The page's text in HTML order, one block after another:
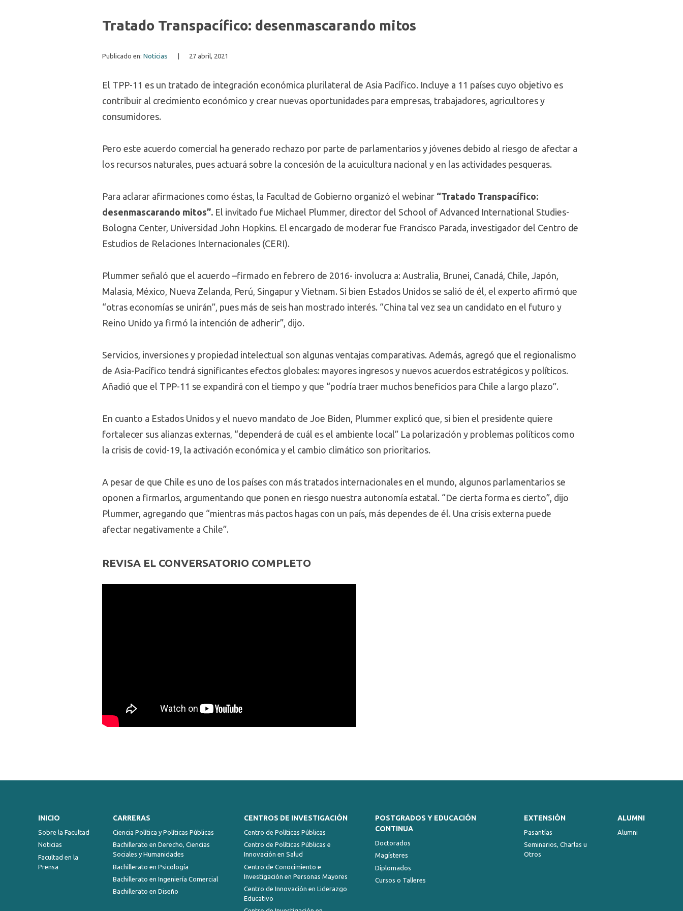
Tratado Transpacífico: desenmascarando mitos
Publicado en: Noticias 27 abril, 2021
El TPP-11 es un tratado de integración económica plurilateral de Asia Pacífico. Incluye a 11 países cuyo objetivo es
contribuir al crecimiento económico y crear nuevas oportunidades para empresas, trabajadores, agricultores y
consumidores.
Pero este acuerdo comercial ha generado rechazo por parte de parlamentarios y jóvenes debido al riesgo de afectar a
los recursos naturales, pues actuará sobre la concesión de la acuicultura nacional y en las actividades pesqueras.
Para aclarar afirmaciones como éstas, la Facultad de Gobierno organizó el webinar “Tratado Transpacífico:
desenmascarando mitos”. El invitado fue Michael Plummer, director del School of Advanced International Studies-
Bologna Center, Universidad John Hopkins. El encargado de moderar fue Francisco Parada, investigador del Centro de
Estudios de Relaciones Internacionales (CERI).
Plummer señaló que el acuerdo –firmado en febrero de 2016- involucra a: Australia, Brunei, Canadá, Chile, Japón,
Malasia, México, Nueva Zelanda, Perú, Singapur y Vietnam. Si bien Estados Unidos se salió de él, el experto afirmó que
“otras economías se unirán”, pues más de seis han mostrado interés. “China tal vez sea un candidato en el futuro y
Reino Unido ya firmó la intención de adherir”, dijo.
Servicios, inversiones y propiedad intelectual son algunas ventajas comparativas. Además, agregó que el regionalismo
de Asia-Pacífico tendrá significantes efectos globales: mayores ingresos y nuevos acuerdos estratégicos y políticos.
Añadió que el TPP-11 se expandirá con el tiempo y que “podría traer muchos beneficios para Chile a largo plazo”.
En cuanto a Estados Unidos y el nuevo mandato de Joe Biden, Plummer explicó que, si bien el presidente quiere
fortalecer sus alianzas externas, “dependerá de cuál es el ambiente local” La polarización y problemas políticos como
la crisis de covid-19, la activación económica y el cambio climático son prioritarios.
A pesar de que Chile es uno de los países con más tratados internacionales en el mundo, algunos parlamentarios se
oponen a firmarlos, argumentando que ponen en riesgo nuestra autonomía estatal. “De cierta forma es cierto”, dijo
Plummer, agregando que “mientras más pactos hagas con un país, más dependes de él. Una crisis externa puede
afectar negativamente a Chile”.
REVISA EL CONVERSATORIO COMPLETO
INICIO
Sobre la Facultad
Noticias
Facultad en la
Prensa
CARRERAS
Ciencia Política y Políticas Públicas
Bachillerato en Derecho, Ciencias
Sociales y Humanidades
Bachillerato en Psicología
Bachillerato en Ingeniería Comercial
Bachillerato en Diseño
CENTROS DE INVESTIGACIÓN
Centro de Políticas Públicas
Centro de Políticas Públicas e
Innovación en Salud
Centro de Conocimiento e
Investigación en Personas Mayores
Centro de Innovación en Liderazgo
Educativo
POSTGRADOS Y EDUCACIÓN
CONTINUA
Doctorados
Magísteres
Diplomados
Cursos o Talleres
EXTENSIÓN
Pasantías
Seminarios, Charlas u
Otros
ALUMNI
Alumni